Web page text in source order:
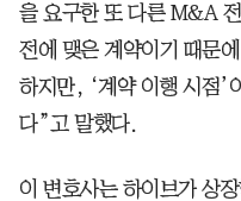
을 요구한 또 다른 M&A
전에 맺은 계약이기 때문
하지만, ‘계약 이행 시점’
다”고 말했다.
이 변호사는 하이브가 상